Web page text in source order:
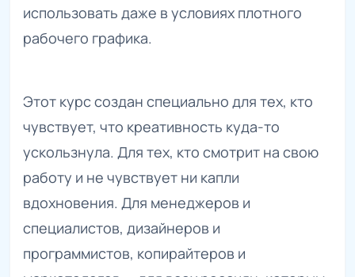
использовать даже в условиях плотного
рабочего графика.
Этот курс создан специально для тех, кто
чувствует, что креативность куда-то
ускользнула. Для тех, кто смотрит на свою
работу и не чувствует ни капли
вдохновения. Для менеджеров и
специалистов, дизайнеров и
программистов, копирайтеров и